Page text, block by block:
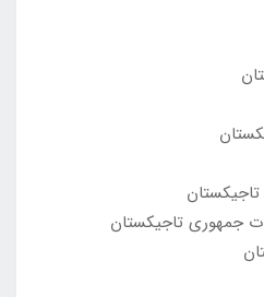
جمهوری تاجیکستان